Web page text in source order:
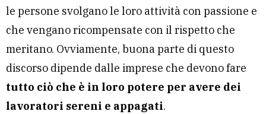
le persone svolgano le loro attività con passione e
che vengano ricompensate con il rispetto che
meritano. Ovviamente, buona parte di questo
discorso dipende dalle imprese che devono fare
tutto ciò che è in loro potere per avere dei
lavoratori sereni e appagati.